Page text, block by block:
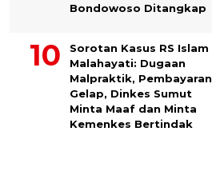
Bondowoso Ditangkap
Sorotan Kasus RS Islam
Malahayati: Dugaan
Malpraktik, Pembayaran
Gelap, Dinkes Sumut
Minta Maaf dan Minta
Kemenkes Bertindak